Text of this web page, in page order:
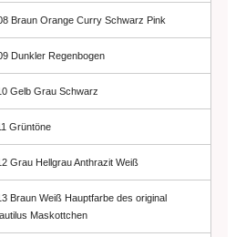
Braun Orange Curry Schwarz Pink
Dunkler Regenbogen
Gelb Grau Schwarz
Grüntöne
Grau Hellgrau Anthrazit Weiß
Braun Weiß Hauptfarbe des original
Maskottchen